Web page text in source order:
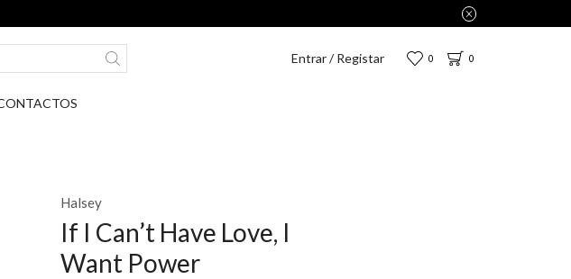
PickUp DPD por apenas 2,75€.
Entrar / Registar 0 0
Halsey
If I Can’t Have Love, I
Want Power